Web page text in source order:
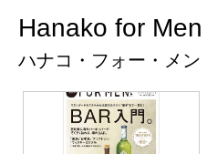
Hanako for Men
ハナコ・フォー・メン